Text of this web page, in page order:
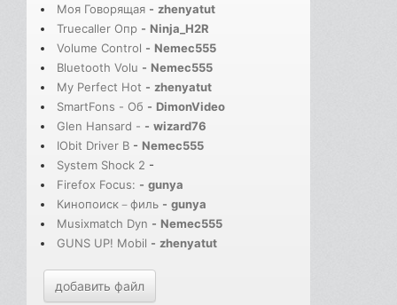
Моя Говорящая - zhenyatut
Truecaller Опр - Ninja_H2R
Volume Control - Nemec555
Bluetooth Volu - Nemec555
My Perfect Hot - zhenyatut
SmartFons - Об - DimonVideo
Glen Hansard - - wizard76
IObit Driver B - Nemec555
System Shock 2 -
Firefox Focus: - gunya
Кинопоиск－филь - gunya
Musixmatch Dyn - Nemec555
GUNS UP! Mobil - zhenyatut
добавить файл